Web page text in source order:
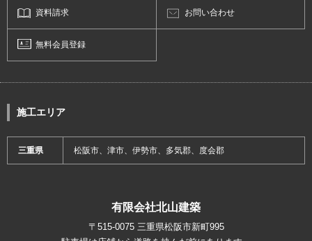
資料請求 お問い合わせ
無料会員登録
施工エリア
三重県 松阪市、津市、伊勢市、多気郡、度会郡
有限会社北山建築
〒515-0075 三重県松阪市新町995